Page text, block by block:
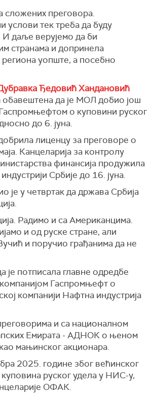
сложених преговора.
услови тек треба да буду
даље верујемо да би
странама и допринела
уопште, а посебно
Ђедовић Хандановић
обавештена да је МОЛ добио још
о куповини руског
до 6. јуна.
лиценцу за преговоре о
Канцеларија за контролу
финансија продужила
Србије до 16. јуна.
је у четвртак да држава Србија
Радимо и са Американцима.
и од руске стране, али
и поручио грађанима да не
је потписала главне одредбе
Гаспромњефт о
компанији Нафтна индустрија
и са националном
Емирата - АДНОК о њеном
мањинског акционара.
2025. године због већинског
руског удела у НИС-у,
ОФАК.